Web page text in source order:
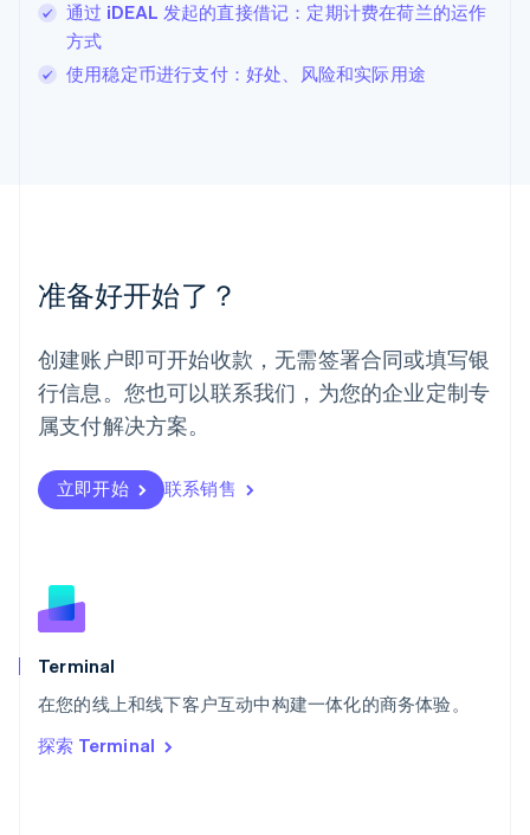
通过 iDEAL 发起的直接借记：定期计费在荷兰的运作
方式
使用稳定币进行支付：好处、风险和实际用途
准备好开始了？
创建账户即可开始收款，无需签署合同或填写银
行信息。您也可以联系我们，为您的企业定制专
属支付解决方案。
立即开始 联系销售
Terminal
在您的线上和线下客户互动中构建一体化的商务体验。
探索 Terminal
Français DeutschEnglish
罗马尼亚
English
挪威
葡萄牙
Português English
日本
日本語English
瑞典
瑞士
DeutschFrançais
斯洛伐克
English
斯洛文尼亚
泰国
ไทยEnglish
English